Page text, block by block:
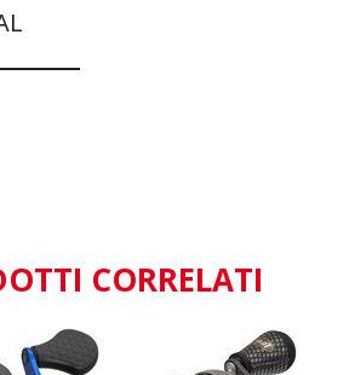
CORRELATI